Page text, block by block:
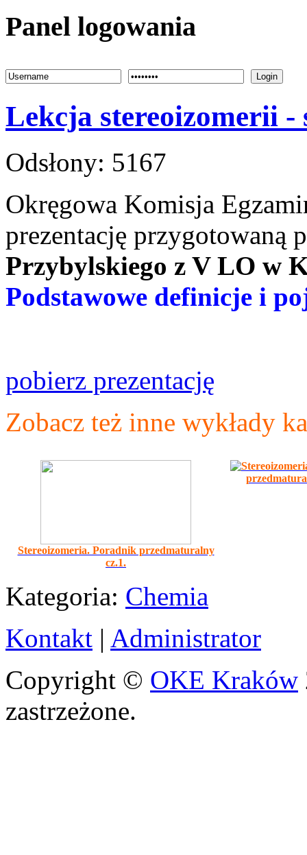
Panel logowania
Login
Lekcja stereoizomerii -
Odsłony: 5167
Okręgowa Komisja
prezentację przygotowaną
Przybylskiego z V LO w
Podstawowe definicje i
pobierz prezentację
Zobacz też inne wykłady
Stereoizomeria. Poradnik przedmaturalny
cz.1.
Kategoria: Chemia
Kontakt | Administrator
Copyright © OKE Kraków
zastrzeżone.